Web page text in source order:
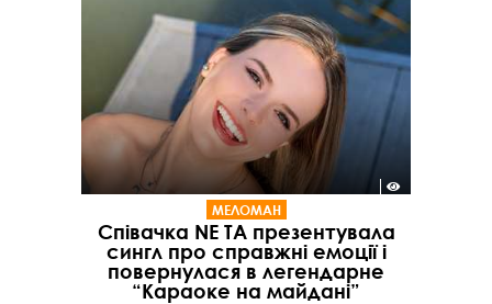
МЕЛОМАН
Співачка NE TA презентувала
сингл про справжні емоції і
повернулася в легендарне
“Караоке на майдані”